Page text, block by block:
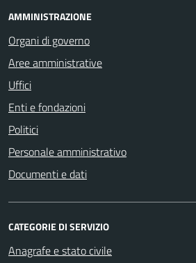
AMMINISTRAZIONE
Organi di governo
Aree amministrative
Uffici
Enti e fondazioni
Politici
Personale amministrativo
Documenti e dati
CATEGORIE DI SERVIZIO
Anagrafe e stato civile